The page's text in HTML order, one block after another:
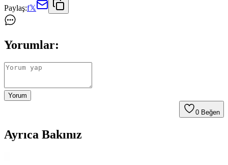
Paylaş:f𝕏
Yorumlar:
Yorum
0 Beğen
Ayrıca Bakınız